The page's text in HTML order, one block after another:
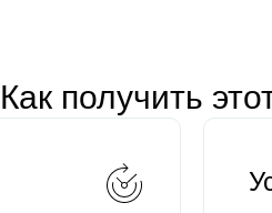
Как получить